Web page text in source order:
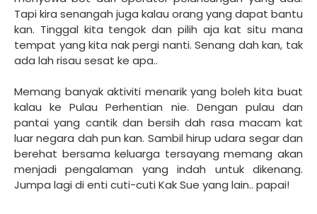
Tapi kira senangah juga kalau orang yang dapat bantu
kan. Tinggal kita tengok dan pilih aja kat situ mana
tempat yang kita nak pergi nanti. Senang dah kan, tak
ada lah risau sesat ke apa..
Memang banyak aktiviti menarik yang boleh kita buat
kalau ke Pulau Perhentian nie. Dengan pulau dan
pantai yang cantik dan bersih dah rasa macam kat
luar negara dah pun kan. Sambil hirup udara segar dan
berehat bersama keluarga tersayang memang akan
menjadi pengalaman yang indah untuk dikenang.
Jumpa lagi di enti cuti-cuti Kak Sue yang lain.. papai!